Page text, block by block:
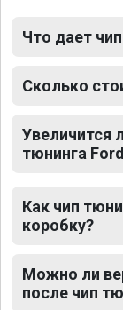
Что дает
Сколько
Увеличится
тюнинга
Как чип
коробку?
Можно ли
после чип